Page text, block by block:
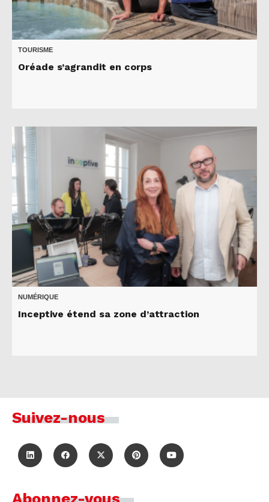
TOURISME
Oréade s’agrandit en corps
NUMÉRIQUE
Inceptive étend sa zone d’attraction
Suivez-nous
Abonnez-vous